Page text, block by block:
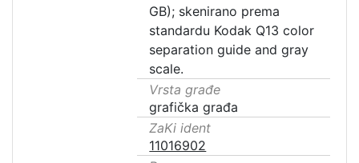
GB); skenirano prema
standardu Kodak Q13 color
separation guide and gray
scale.
Vrsta građe
grafička građa
ZaKi ident
11016902